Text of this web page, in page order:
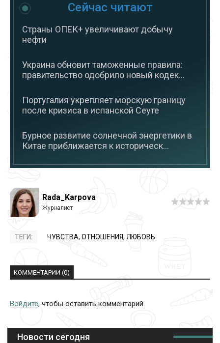
Сейчас читают
Страны ОПЕК+ увеличивают добычу
нефти
Украина обновит таможенные правила:
правительство одобрило новый кодек...
Португалия укрепляет морскую границу
после кризиса в испанской Сеуте
Бурное развитие солнечной энергетики в
Китае приближается к историческ...
Rada_Karpova
ТЕГИ: ЧУВСТВА, ОТНОШЕНИЯ, ЛЮБОВЬ
КОММЕНТАРИИ (0)
Войдите, чтобы оставить комментарий.
Новости сегодня